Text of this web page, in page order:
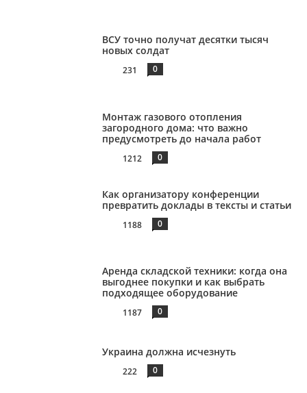
ВСУ точно получат десятки тысяч
новых солдат
231 0
Монтаж газового отопления
загородного дома: что важно
предусмотреть до начала работ
1212 0
Как организатору конференции
превратить доклады в тексты и статьи
1188 0
Аренда складской техники: когда она
выгоднее покупки и как выбрать
подходящее оборудование
1187 0
Украина должна исчезнуть
222 0